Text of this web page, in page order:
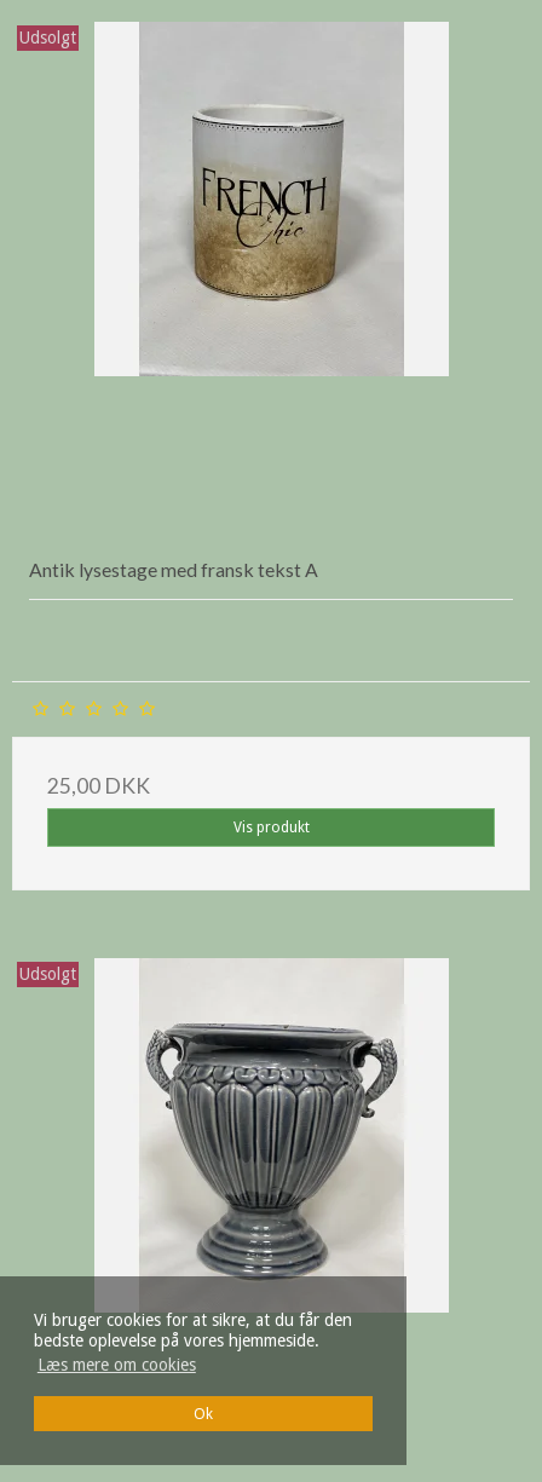
Vi bruger cookies for at sikre, at du får den
bedste oplevelse på vores hjemmeside.
Læs mere om cookies
Ok
Udsolgt
Antik lysestage med fransk tekst A
25,00 DKK
Vis produkt
Udsolgt